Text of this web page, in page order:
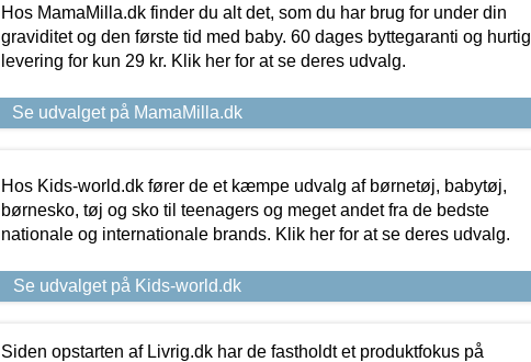
Hos MamaMilla.dk finder du alt det, som du har brug for under din
graviditet og den første tid med baby. 60 dages byttegaranti og hurtig
levering for kun 29 kr. Klik her for at se deres udvalg.
Se udvalget på MamaMilla.dk
Hos Kids-world.dk fører de et kæmpe udvalg af børnetøj, babytøj,
børnesko, tøj og sko til teenagers og meget andet fra de bedste
nationale og internationale brands. Klik her for at se deres udvalg.
Se udvalget på Kids-world.dk
Siden opstarten af Livrig.dk har de fastholdt et produktfokus på